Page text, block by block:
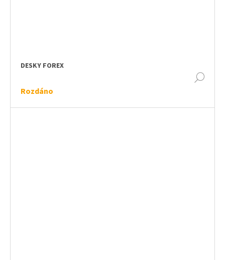
DESKY FOREX
Rozdáno